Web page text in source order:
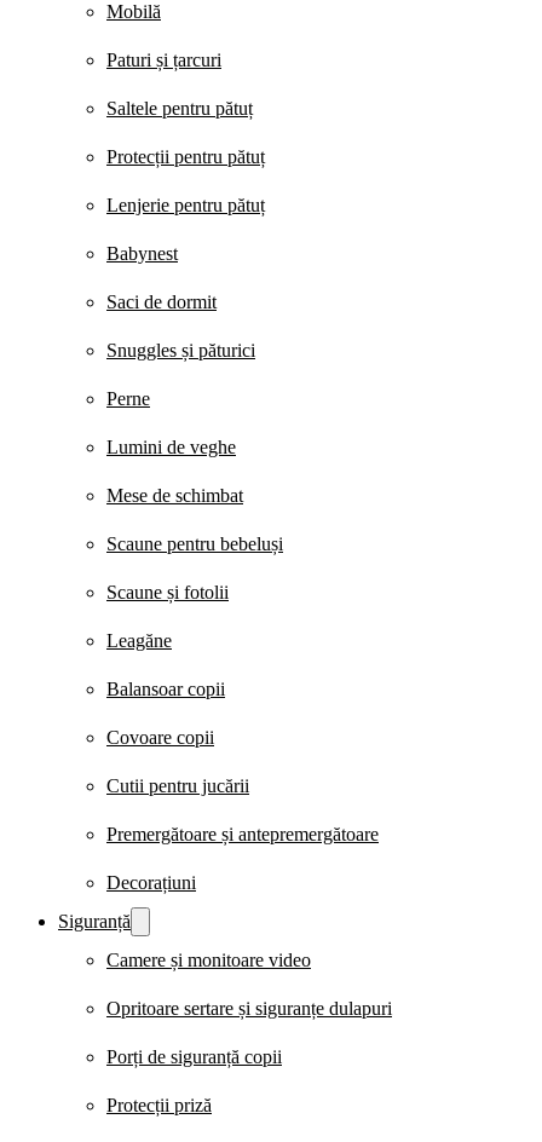
Mobilă
Paturi și țarcuri
Saltele pentru pătuț
Protecții pentru pătuț
Lenjerie pentru pătuț
Babynest
Saci de dormit
Snuggles și păturici
Perne
Lumini de veghe
Mese de schimbat
Scaune pentru bebeluși
Scaune și fotolii
Leagăne
Balansoar copii
Covoare copii
Cutii pentru jucării
Premergătoare și antepremergătoare
Decorațiuni
Siguranță
Camere și monitoare video
Opritoare sertare și siguranțe dulapuri
Porți de siguranță copii
Protecții priză